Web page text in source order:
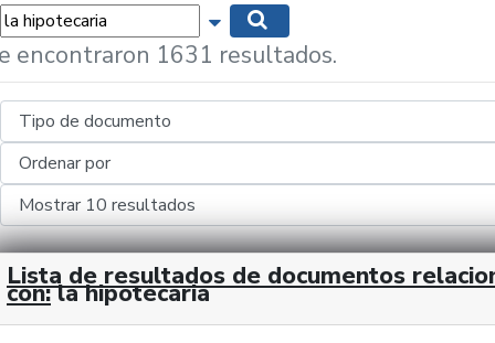
Mostrar opciones de búsqueda
encontraron 1631 resultados.
Lista de resultados de documentos
con: la hipotecaria